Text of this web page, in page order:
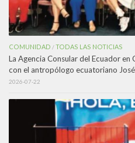
COMUNIDAD /TODAS LAS NOTICIAS
La Agencia Consular del Ecuador
con el antropólogo ecuatoriano
2026-07-22